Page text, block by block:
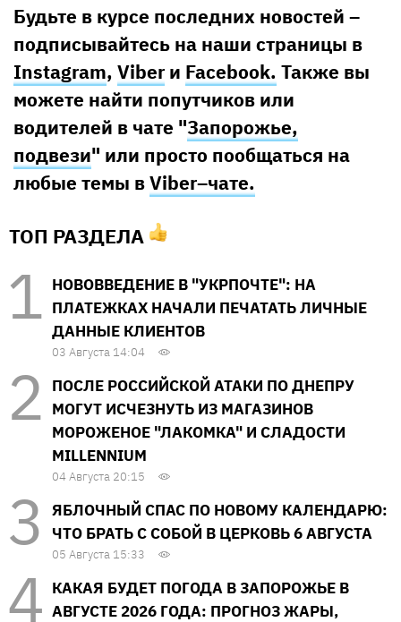
Будьте в курсе последних новостей –
подписывайтесь на наши страницы в
Instagram, Viber и Facebook. Также вы
можете найти попутчиков или
водителей в чате "Запорожье,
подвези" или просто пообщаться на
любые темы вViber–чате.
ТОП РАЗДЕЛА
НОВОВВЕДЕНИЕ В "УКРПОЧТЕ": НА
ПЛАТЕЖКАХ НАЧАЛИ ПЕЧАТАТЬ ЛИЧНЫЕ
ДАННЫЕ КЛИЕНТОВ
03 Августа 14:04
ПОСЛЕ РОССИЙСКОЙ АТАКИ ПО ДНЕПРУ
МОГУТ ИСЧЕЗНУТЬ ИЗ МАГАЗИНОВ
МОРОЖЕНОЕ "ЛАКОМКА" И СЛАДОСТИ
MILLENNIUM
04 Августа 20:15
ЯБЛОЧНЫЙ СПАС ПО НОВОМУ КАЛЕНДАРЮ:
ЧТО БРАТЬ С СОБОЙ В ЦЕРКОВЬ 6 АВГУСТА
05 Августа 15:33
КАКАЯ БУДЕТ ПОГОДА В ЗАПОРОЖЬЕ В
АВГУСТЕ 2026 ГОДА: ПРОГНОЗ ЖАРЫ,